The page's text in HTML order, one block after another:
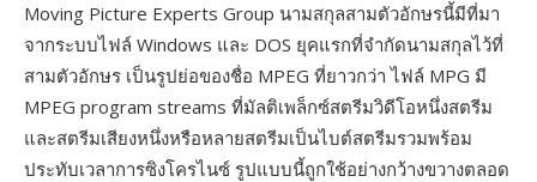
Moving Picture Experts Group นามสกุลสามตัวอักษรนี้มีที่มา
จากระบบไฟล์ Windows และ DOS ยุคแรกที่จำกัดนามสกุลไว้ที่
สามตัวอักษร เป็นรูปย่อของชื่อ MPEG ที่ยาวกว่า ไฟล์ MPG มี
MPEG program streams ที่มัลติเพล็กซ์สตรีมวิดีโอหนึ่งสตรีม
และสตรีมเสียงหนึ่งหรือหลายสตรีมเป็นไบต์สตรีมรวมพร้อม
ประทับเวลาการซิงโครไนซ์ รูปแบบนี้ถูกใช้อย่างกว้างขวางตลอด